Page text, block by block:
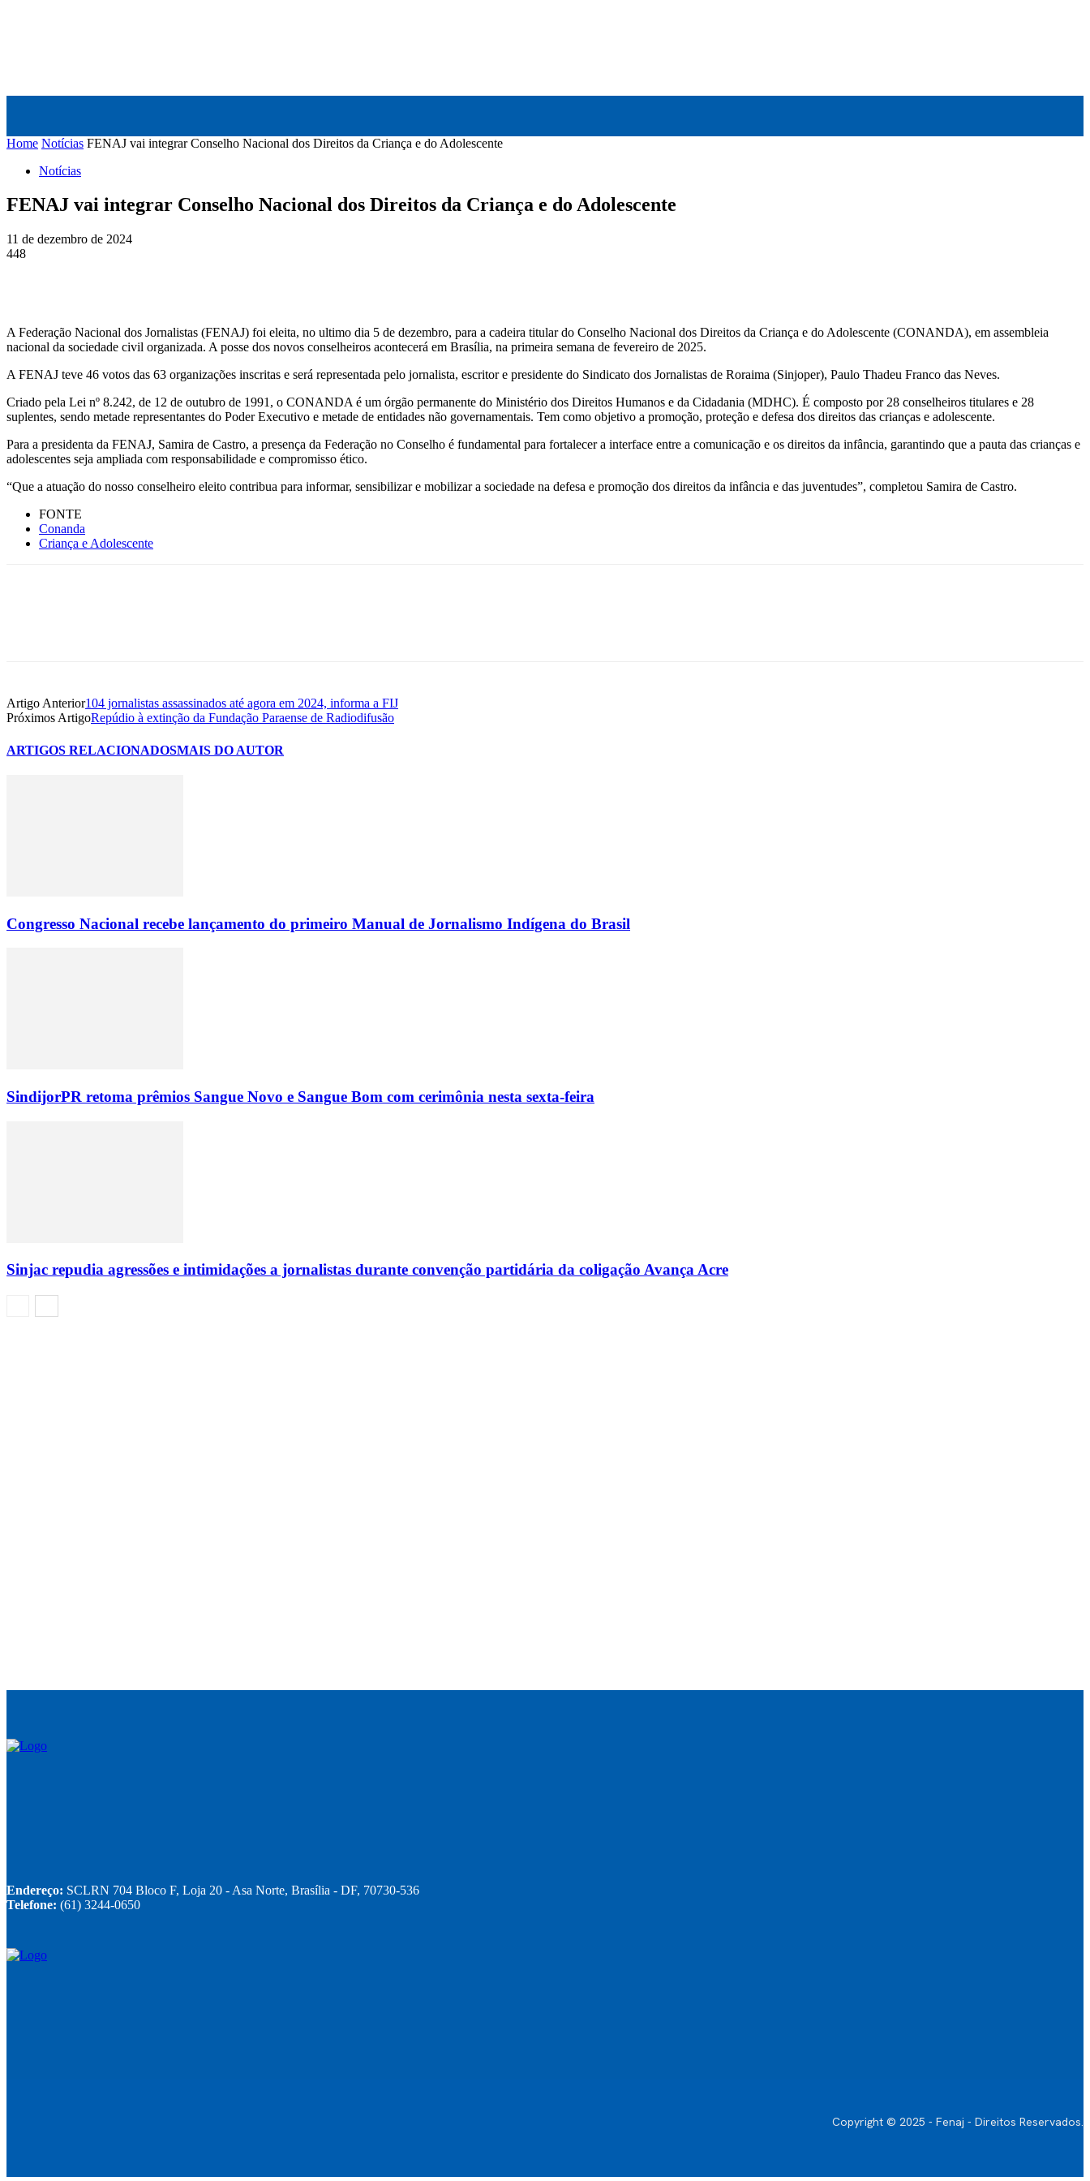
Home Notícias FENAJ vai integrar Conselho Nacional dos Direitos da Criança e do Adolescente
Notícias
FENAJ vai integrar Conselho Nacional dos Direitos da Criança e do Adolescente
11 de dezembro de 2024
448
A Federação Nacional dos Jornalistas (FENAJ) foi eleita, no ultimo dia 5 de dezembro, para a cadeira titular do Conselho Nacional dos Direitos da Criança e do Adolescente (CONANDA), em assembleia
nacional da sociedade civil organizada. A posse dos novos conselheiros acontecerá em Brasília, na primeira semana de fevereiro de 2025.
A FENAJ teve 46 votos das 63 organizações inscritas e será representada pelo jornalista, escritor e presidente do Sindicato dos Jornalistas de Roraima (Sinjoper), Paulo Thadeu Franco das Neves.
Criado pela Lei nº 8.242, de 12 de outubro de 1991, o CONANDA é um órgão permanente do Ministério dos Direitos Humanos e da Cidadania (MDHC). É composto por 28 conselheiros titulares e 28
suplentes, sendo metade representantes do Poder Executivo e metade de entidades não governamentais. Tem como objetivo a promoção, proteção e defesa dos direitos das crianças e adolescente.
Para a presidenta da FENAJ, Samira de Castro, a presença da Federação no Conselho é fundamental para fortalecer a interface entre a comunicação e os direitos da infância, garantindo que a pauta das crianças e
adolescentes seja ampliada com responsabilidade e compromisso ético.
“Que a atuação do nosso conselheiro eleito contribua para informar, sensibilizar e mobilizar a sociedade na defesa e promoção dos direitos da infância e das juventudes”, completou Samira de Castro.
FONTE
Conanda
Criança e Adolescente
Artigo Anterior104 jornalistas assassinados até agora em 2024, informa a FIJ
Próximos ArtigoRepúdio à extinção da Fundação Paraense de Radiodifusão
ARTIGOS RELACIONADOSMAIS DO AUTOR
Congresso Nacional recebe lançamento do primeiro Manual de Jornalismo Indígena do Brasil
SindijorPR retoma prêmios Sangue Novo e Sangue Bom com cerimônia nesta sexta-feira
Sinjac repudia agressões e intimidações a jornalistas durante convenção partidária da coligação Avança Acre
Endereço: SCLRN 704 Bloco F, Loja 20 - Asa Norte, Brasília - DF, 70730-536
Telefone: (61) 3244-0650
Copyright © 2025 - Fenaj - Direitos Reservados.